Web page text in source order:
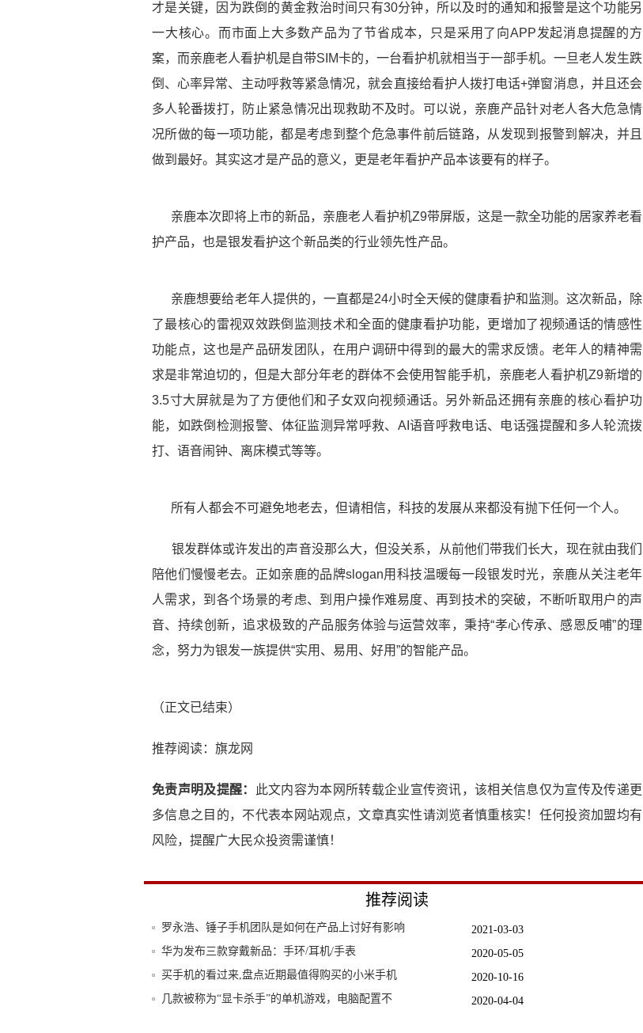
才是关键，因为跌倒的黄金救治时间只有30分钟，所以及时的通知和报警是这个功能另
一大核心。而市面上大多数产品为了节省成本，只是采用了向APP发起消息提醒的方
案，而亲鹿老人看护机是自带SIM卡的，一台看护机就相当于一部手机。一旦老人发生跌
倒、心率异常、主动呼救等紧急情况，就会直接给看护人拨打电话+弹窗消息，并且还会
多人轮番拨打，防止紧急情况出现救助不及时。可以说，亲鹿产品针对老人各大危急情
况所做的每一项功能，都是考虑到整个危急事件前后链路，从发现到报警到解决，并且
做到最好。其实这才是产品的意义，更是老年看护产品本该要有的样子。
亲鹿本次即将上市的新品，亲鹿老人看护机Z9带屏版，这是一款全功能的居家养老看
护产品，也是银发看护这个新品类的行业领先性产品。
亲鹿想要给老年人提供的，一直都是24小时全天候的健康看护和监测。这次新品，除
了最核心的雷视双效跌倒监测技术和全面的健康看护功能，更增加了视频通话的情感性
功能点，这也是产品研发团队，在用户调研中得到的最大的需求反馈。老年人的精神需
求是非常迫切的，但是大部分年老的群体不会使用智能手机，亲鹿老人看护机Z9新增的
3.5寸大屏就是为了方便他们和子女双向视频通话。另外新品还拥有亲鹿的核心看护功
能，如跌倒检测报警、体征监测异常呼救、AI语音呼救电话、电话强提醒和多人轮流拨
打、语音闹钟、离床模式等等。
所有人都会不可避免地老去，但请相信，科技的发展从来都没有抛下任何一个人。
银发群体或许发出的声音没那么大，但没关系，从前他们带我们长大，现在就由我们
陪他们慢慢老去。正如亲鹿的品牌slogan用科技温暖每一段银发时光，亲鹿从关注老年
人需求，到各个场景的考虑、到用户操作难易度、再到技术的突破，不断听取用户的声
音、持续创新，追求极致的产品服务体验与运营效率，秉持“孝心传承、感恩反哺”的理
念，努力为银发一族提供“实用、易用、好用”的智能产品。
（正文已结束）
推荐阅读： 旗龙网
免责声明及提醒：
此文内容为本网所转载企业宣传资讯，该相关信息仅为宣传及传递更
多信息之目的，不代表本网站观点，文章真实性请浏览者慎重核实！任何投资加盟均有
风险，提醒广大民众投资需谨慎！
推荐阅读
2021-03-03
罗永浩、锤子手机团队是如何在产品上讨好有影响
2020-05-05
华为发布三款穿戴新品：手环/耳机/手表
2020-10-16
买手机的看过来,盘点近期最值得购买的小米手机
2020-04-04
几款被称为“显卡杀手”的单机游戏，电脑配置不